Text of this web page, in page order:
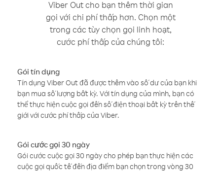
Viber Out cho bạn thêm thời gian
gọi với chi phí thấp hơn. Chọn một
trong các tùy chọn gọi linh hoạt,
cước phí thấp của chúng tôi:
Gói tín dụng
Tín dụng Viber Out đã được thêm vào số dư của bạn khi
bạn mua số lượng bất kỳ. Với tín dụng của mình, bạn có
thể thực hiện cuộc gọi đến số điện thoại bất kỳ trên thế
giới với cước phí thấp của Viber.
Gói cước gọi 30 ngày
Gói cước cuộc gọi 30 ngày cho phép bạn thực hiện các
cuộc gọi quốc tế đến địa điểm bạn chọn trong vòng 30